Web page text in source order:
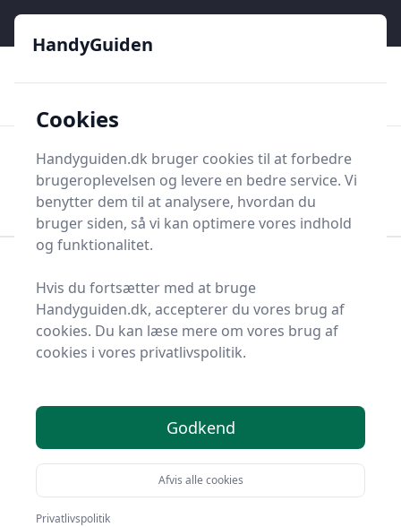
HandyGuiden
Søg nu
Søg nu
Brændeovnsgitter
Bedste
brændeovnsgitre og
tilbud - top 4
Velkommen til HandyGuiden! Vi har gjort arbejdet for
dig og udvalgt 4 af de bedste brændeovnsgitre på
markedet.
HandyGuiden
Cookies
Handyguiden.dk bruger cookies til at forbedre
brugeroplevelsen og levere en bedre service. Vi
benytter dem til at analysere, hvordan du
bruger siden, så vi kan optimere vores indhold
og funktionalitet.
Hvis du fortsætter med at bruge
Handyguiden.dk, accepterer du vores brug af
cookies. Du kan læse mere om vores brug af
cookies i vores privatlivspolitik.
Godkend
Afvis alle cookies
Privatlivspolitik